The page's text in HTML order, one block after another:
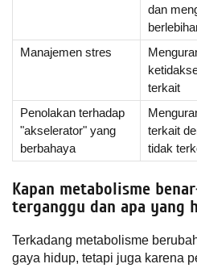
dan
Manajemen stres
terkait
Penolakan terhadap
"akselerator" yang
berbahaya
terkait
tidak
Kapan metabolisme
terganggu dan apa yang
Terkadang metabolisme
gaya hidup, tetapi juga karena